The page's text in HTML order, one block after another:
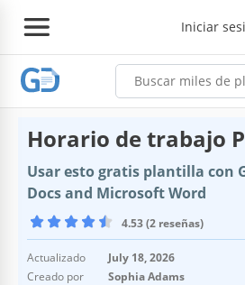
Iniciar
Horario de trabajo
Usar esto gratis plantilla con
Docs and Microsoft Word
4.53 (2 reseñas)
Actualizado
July 18, 2026
Creado por
Sophia Adams